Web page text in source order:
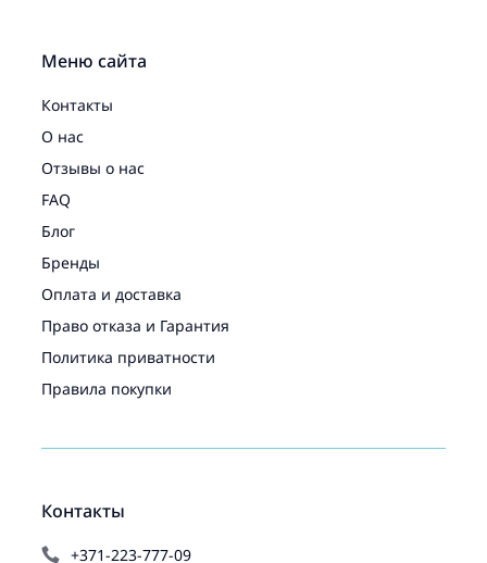
Контакты
+371-223-777-09
Меню сайта
Контакты
О нас
Отзывы о нас
FAQ
Блог
Бренды
Оплата и доставка
Право отказа и Гарантия
Политика приватности
Правила покупки